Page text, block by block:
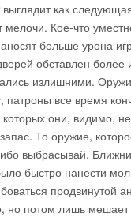
выглядит как
мелочи. Кое-что
больше урона
обставлен
излишними.
патроны все время
которых они, видимо,
То оружие,
выбрасывай.
быстро нанести
продвинутой
но потом лишь